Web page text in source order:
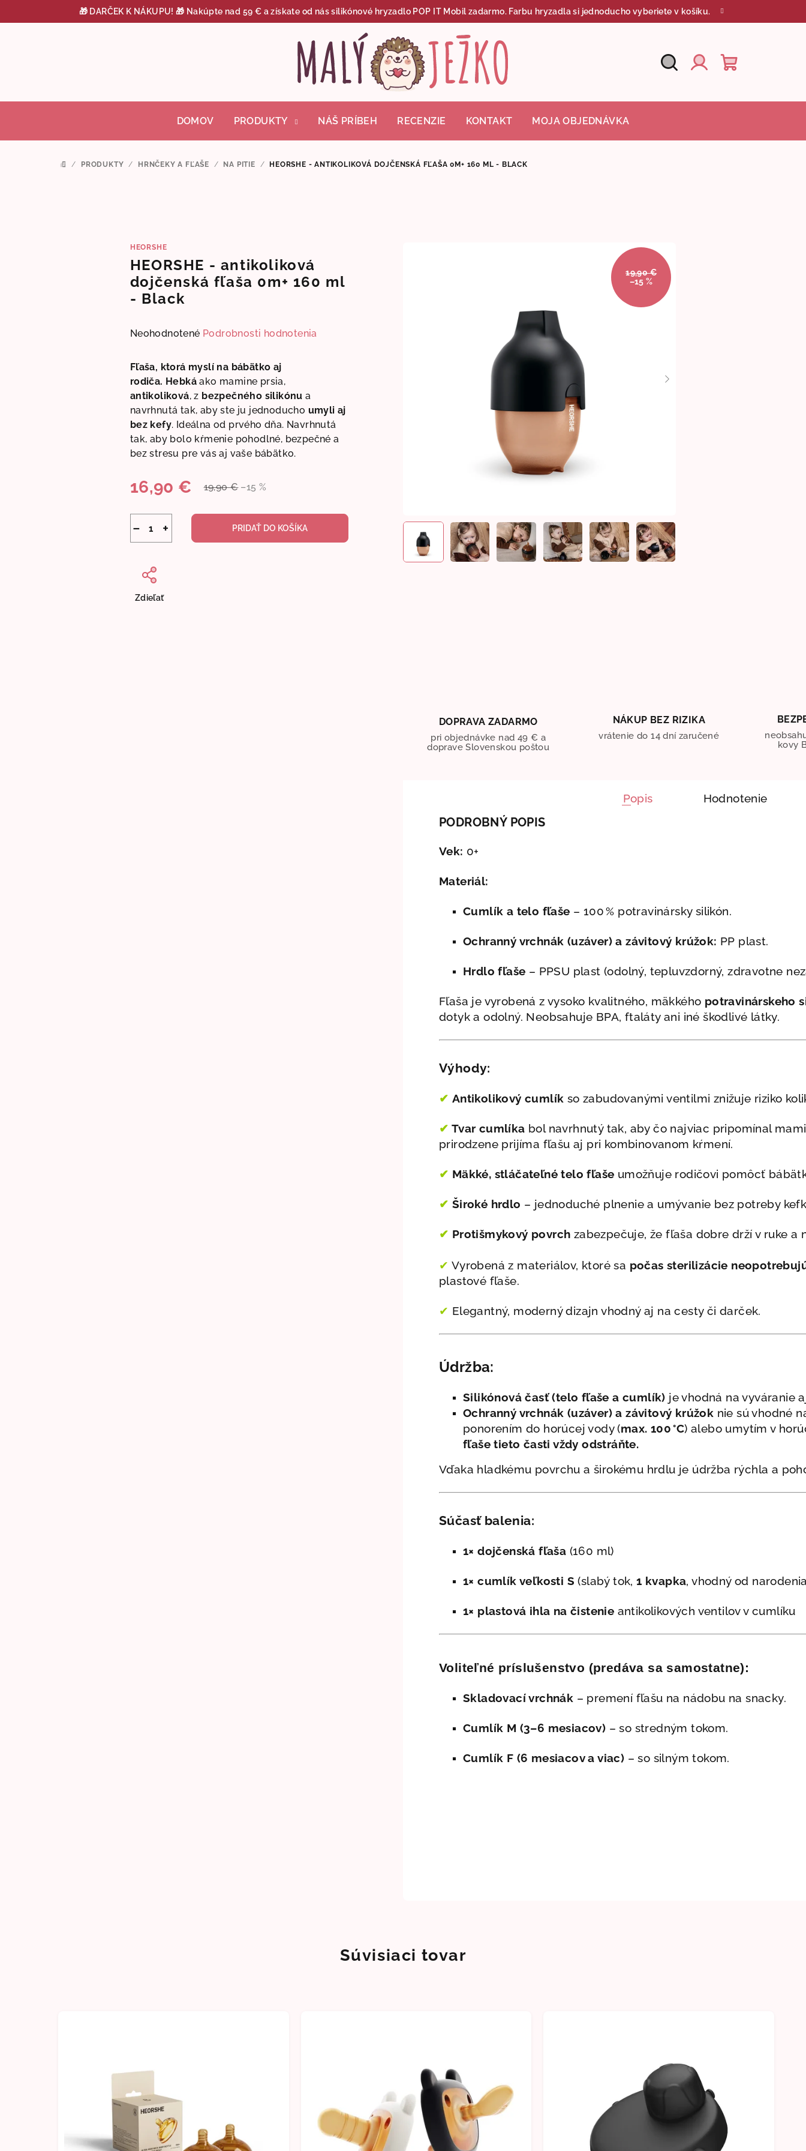
na
🎁 DARČEK K NÁKUPU! 🎁 Nakúpte nad 59 € a získate od nás silikónové hryzadlo POP IT Mobil zadarmo. Farbu hryzadla si jednoducho vyberiete v košíku.
DOMOV PRODUKTY NÁŠ PRÍBEH RECENZIE KONTAKT MOJA OBJEDNÁVKA
DOMOV
/ PRODUKTY / HRNČEKY A FĽAŠE / NA PITIE / HEORSHE - ANTIKOLIKOVÁ DOJČENSKÁ FĽAŠA 0M+ 160 ML - BLACK
HEORSHE
HEORSHE - antikoliková
dojčenská fľaša 0m+ 160 ml
- Black
Priemerné
produktu
0,0
5
hviezdičiek.
Neohodnotené Podrobnosti hodnotenia
Fľaša, ktorá myslí na bábätko aj
rodiča. Hebká ako mamine prsia,
antikoliková, z bezpečného silikónu a
navrhnutá tak, aby ste ju jednoducho umyli aj
bez kefy. Ideálna od prvého dňa. Navrhnutá
tak, aby bolo kŕmenie pohodlné, bezpečné a
bez stresu pre vás aj vaše bábätko.
19,90 € –15 %
16,90 €
Jednotková
+
− PRIDAŤ DO KOŠÍKA
Zdieľať
19,90 €
–15 %
DOPRAVA ZADARMO
pri objednávke nad 49 € a
doprave Slovenskou poštou
NÁKUP BEZ RIZIKA
vrátenie do 14 dní zaručené
kovy
Popis Hodnotenie
PODROBNÝ POPIS
Vek: 0+
Materiál:
Cumlík a telo fľaše – 100 % potravinársky silikón.
Ochranný vrchnák (uzáver) a závitový krúžok: PP plast.
Hrdlo fľaše – PPSU plast (odolný, tepluvzdorný, zdravotne
Fľaša je vyrobená z vysoko kvalitného, mäkkého potravinárskeho
dotyk a odolný. Neobsahuje BPA, ftaláty ani iné škodlivé látky.
Výhody:
✔ Antikolikový cumlík so zabudovanými ventilmi znižuje riziko
✔ Tvar cumlíka bol navrhnutý tak, aby čo najviac pripomínal
prirodzene prijíma fľašu aj pri kombinovanom kŕmení.
✔ Mäkké, stláčateľné telo fľaše umožňuje rodičovi pomôcť
✔ Široké hrdlo – jednoduché plnenie a umývanie bez potreby
✔ Protišmykový povrch zabezpečuje, že fľaša dobre drží v ruke a
✔ Vyrobená z materiálov, ktoré sa počas sterilizácie
plastové fľaše.
✔ Elegantný, moderný dizajn vhodný aj na cesty či darček.
Údržba:
Silikónová časť (telo fľaše a cumlík) je vhodná na vyváranie
Ochranný vrchnák (uzáver) a závitový krúžok nie sú vhodné
ponorením do horúcej vody (max. 100 °C) alebo umytím v
fľaše tieto časti vždy odstráňte.
Vďaka hladkému povrchu a širokému hrdlu je údržba rýchla a
Súčasť balenia:
1× dojčenská fľaša (160 ml)
1× cumlík veľkosti S (slabý tok,1 kvapka, vhodný od
1× plastová ihla na čistenie antikolikových ventilov v cumlíku
Voliteľné príslušenstvo (predáva sa samostatne):
Skladovací vrchnák – premení fľašu na nádobu na snacky.
Cumlík M (3–6 mesiacov) – so stredným tokom.
Cumlík F (6 mesiacov a viac) – so silným tokom.
Súvisiaci tovar